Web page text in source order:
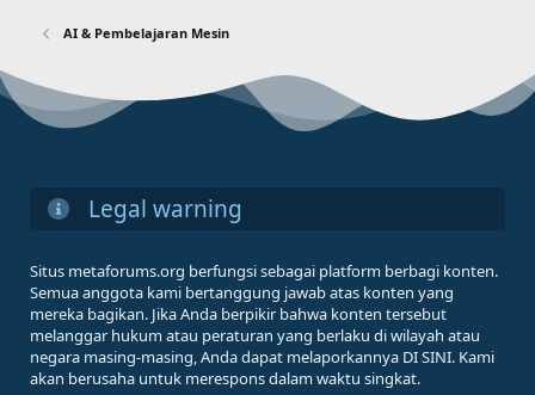
AI & Pembelajaran Mesin
Legal warning
Situs metaforums.org berfungsi sebagai platform berbagi konten.
Semua anggota kami bertanggung jawab atas konten yang
mereka bagikan. Jika Anda berpikir bahwa konten tersebut
melanggar hukum atau peraturan yang berlaku di wilayah atau
negara masing-masing, Anda dapat melaporkannya DI SINI. Kami
akan berusaha untuk merespons dalam waktu singkat.